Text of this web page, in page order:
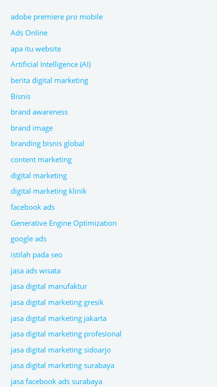
adobe premiere pro mobile
Ads Online
apa itu website
Artificial Intelligence (AI)
berita digital marketing
Bisnis
brand awareness
brand image
branding bisnis global
content marketing
digital marketing
digital marketing klinik
facebook ads
Generative Engine Optimization
google ads
istilah pada seo
jasa ads wisata
jasa digital manufaktur
jasa digital marketing gresik
jasa digital marketing jakarta
jasa digital marketing profesional
jasa digital marketing sidoarjo
jasa digital marketing surabaya
jasa facebook ads surabaya